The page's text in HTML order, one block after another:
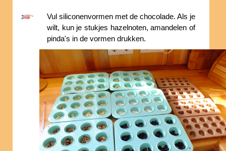
Vul siliconenvormen met de chocolade. Als je
wilt, kun je stukjes hazelnoten, amandelen of
pinda's in de vormen drukken.